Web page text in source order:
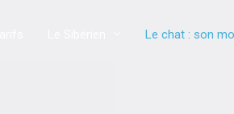
Le chat : son